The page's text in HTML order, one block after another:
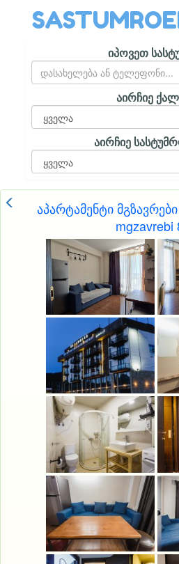
იპოვეთ
აირჩიე
აირჩიე
აპარტამენტი
mgzavrebi